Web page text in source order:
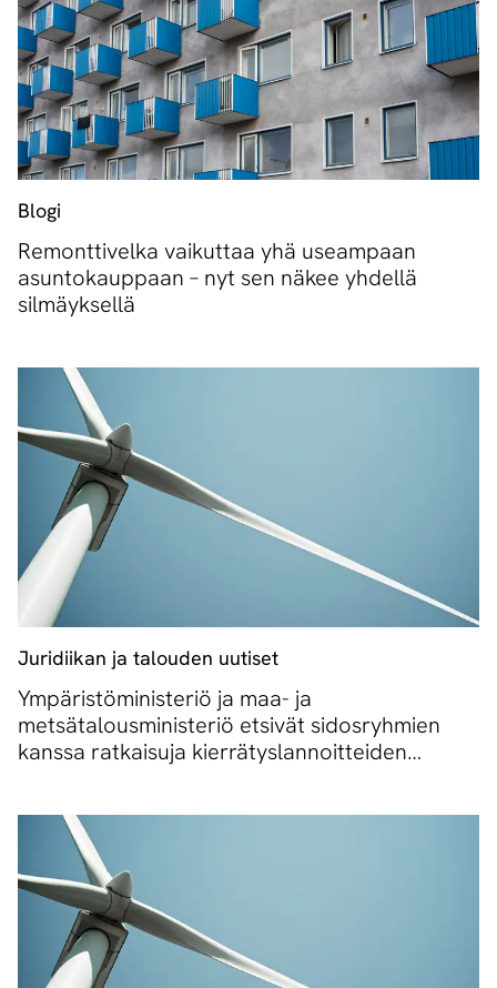
Blogi
Remonttivelka vaikuttaa yhä useampaan
asuntokauppaan – nyt sen näkee yhdellä
silmäyksellä
Juridiikan ja talouden uutiset
Ympäristöministeriö ja maa- ja
metsätalousministeriö etsivät sidosryhmien
kanssa ratkaisuja kierrätyslannoitteiden